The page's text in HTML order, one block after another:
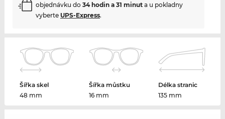
objednávku do 34 hodin a 31 minuta u pokladny
vyberte UPS-Express.
Šířka skel
48 mm
Šířka můstku
16 mm
Délka stranic
135 mm